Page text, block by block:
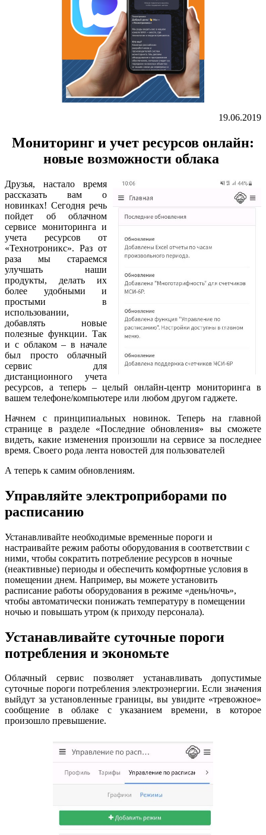
19.06.2019
Мониторинг и учет ресурсов онлайн:
новые возможности облака
Друзья, настало время
рассказать вам о
новинках! Сегодня речь
пойдет об облачном
сервисе мониторинга и
учета ресурсов от
«Технотроникс». Раз от
раза мы стараемся
улучшать наши
продукты, делать их
более удобными и
простыми в
использовании,
добавлять новые
полезные функции. Так
и с облаком – в начале
был просто облачный
сервис для
дистанционного учета
ресурсов, а теперь – целый онлайн-центр мониторинга в
вашем телефоне/компьютере или любом другом гаджете.
Начнем с принципиальных новинок. Теперь на главной
странице в разделе «Последние обновления» вы сможете
видеть, какие изменения произошли на сервисе за последнее
время. Своего рода лента новостей для пользователей
А теперь к самим обновлениям.
Управляйте электроприборами по
расписанию
Устанавливайте необходимые временные пороги и
настраивайте режим работы оборудования в соответствии с
ними, чтобы сократить потребление ресурсов в ночные
(неактивные) периоды и обеспечить комфортные условия в
помещении днем. Например, вы можете установить
расписание работы оборудования в режиме «день/ночь»,
чтобы автоматически понижать температуру в помещении
ночью и повышать утром (к приходу персонала).
Устанавливайте суточные пороги
потребления и экономьте
Облачный сервис позволяет устанавливать допустимые
суточные пороги потребления электроэнергии. Если значения
выйдут за установленные границы, вы увидите «тревожное»
сообщение в облаке с указанием времени, в которое
произошло превышение.